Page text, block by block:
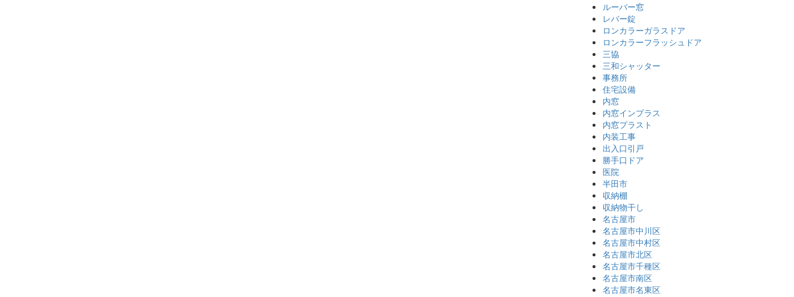
ルーバー窓
レバー錠
ロンカラーガラスドア
ロンカラーフラッシュドア
三協
三和シャッター
事務所
住宅設備
内窓
内窓インプラス
内窓プラスト
内装工事
出入口引戸
勝手口ドア
医院
半田市
収納棚
収納物干し
名古屋市
名古屋市中川区
名古屋市中村区
名古屋市北区
名古屋市千種区
名古屋市南区
名古屋市名東区